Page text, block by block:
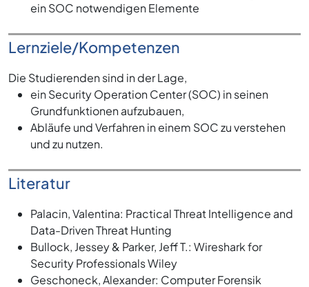
ein SOC notwendigen Elemente
Lernziele/Kompetenzen
Die Studierenden sind in der Lage,
ein Security Operation Center (SOC) in seinen
Grundfunktionen aufzubauen,
Abläufe und Verfahren in einem SOC zu verstehen
und zu nutzen.
Literatur
Palacin, Valentina: Practical Threat Intelligence and
Data-Driven Threat Hunting
Bullock, Jessey & Parker, Jeff T.: Wireshark for
Security Professionals Wiley
Geschoneck, Alexander: Computer Forensik